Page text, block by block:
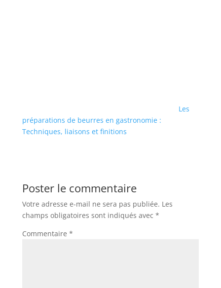
Les
préparations de beurres en gastronomie :
Techniques, liaisons et finitions
Poster le commentaire
Votre adresse e-mail ne sera pas publiée. Les
champs obligatoires sont indiqués avec *
Commentaire *